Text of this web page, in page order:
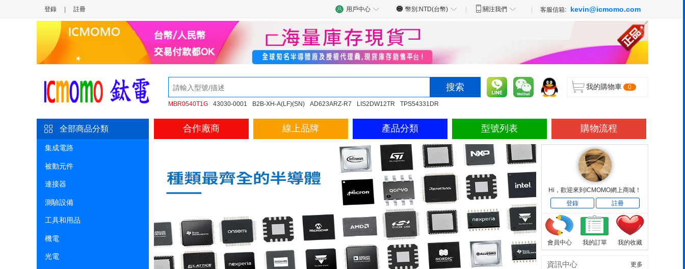
登錄 註冊 用戶中心 幣別:NTD(台幣) 關注我們 客服信箱: kevin@icmomo.com
MBR0540T1G 43030-0001 B2B-XH-A(LF)(SN) AD623ARZ-R7 LIS2DW12TR TPS54331DR
我的購物車 0
全部商品分類
集成電路
被動元件
連接器
測驗設備
工具和用品
機電
光電
合作廠商 線上品牌 產品分類 型號列表 購物流程
Hi，歡迎來到ICMOMO網上商城！
登錄
註冊
會員中心 我的訂單 我的收藏
資訊中心 更多